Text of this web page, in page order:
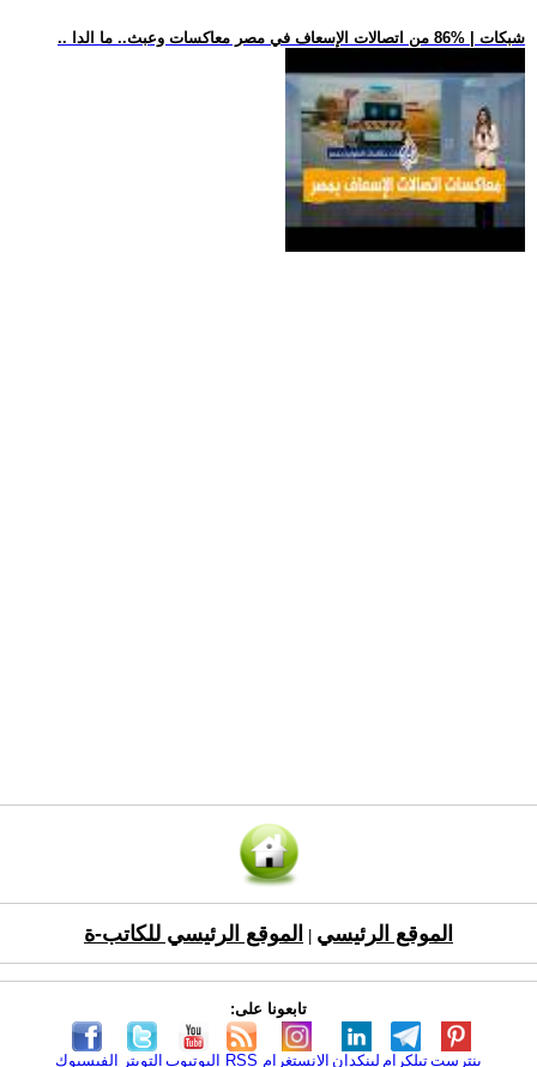
.. شبكات | %86 من اتصالات الإسعاف في مصر معاكسات وعبث.. ما الدا
الموقع الرئيسي الموقع الرئيسي للكاتب-ة
تابعونا على:
الفيسبوك التويتر اليوتيوب RSS الانستغرام لينكدإن تيلكرامبنترست